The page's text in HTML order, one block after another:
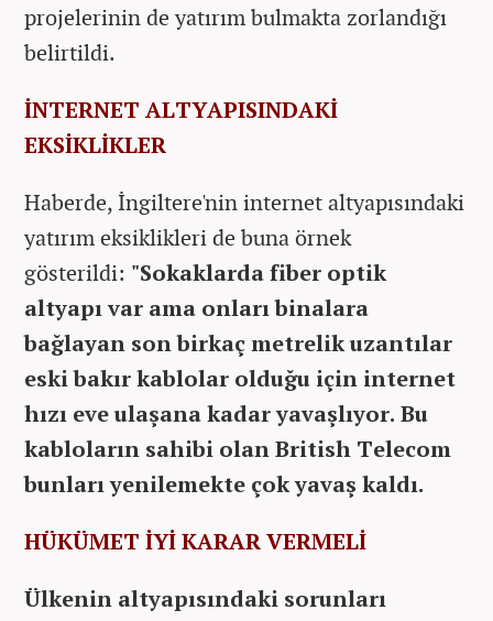
projelerinin de yatırım bulmakta zorlandığı
belirtildi.
İNTERNET ALTYAPISINDAKİ
EKSİKLİKLER
Haberde, İngiltere'nin internet altyapısındaki
yatırım eksiklikleri de buna örnek
gösterildi: "Sokaklarda fiber optik
altyapı var ama onları binalara
bağlayan son birkaç metrelik uzantılar
eski bakır kablolar olduğu için internet
hızı eve ulaşana kadar yavaşlıyor. Bu
kabloların sahibi olan British Telecom
bunları yenilemekte çok yavaş kaldı.
HÜKÜMET İYİ KARAR VERMELİ
Ülkenin altyapısındaki sorunları